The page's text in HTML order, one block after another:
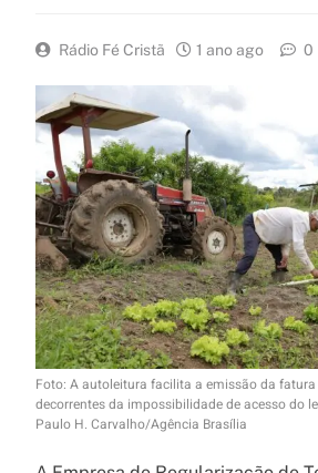
Rádio Fé Cristã 1 ano ago 0
Foto: A autoleitura facilita a emissão da
decorrentes da impossibilidade de acesso do
Paulo H. Carvalho/Agência Brasília